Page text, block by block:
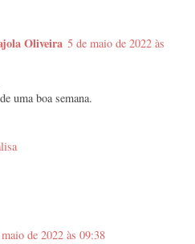
Oliveira 5 de maio de 2022 às
uma boa semana.
de 2022 às 09:38